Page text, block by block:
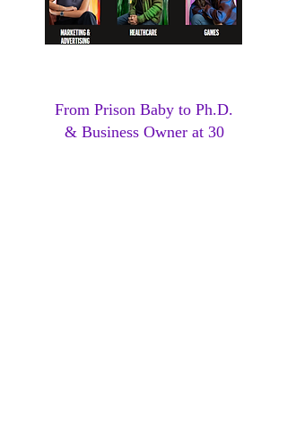
From Prison Baby to Ph.D.
& Business Owner at 30